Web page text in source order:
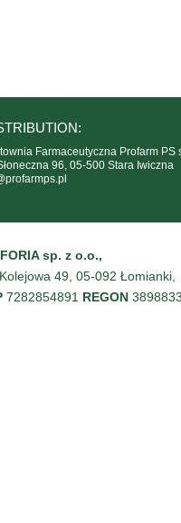
Farmaceutyczna Profarm PS
96, 05-500 Stara Iwiczna
sp. z o.o.,
49, 05-092 Łomianki,
7282854891 REGON